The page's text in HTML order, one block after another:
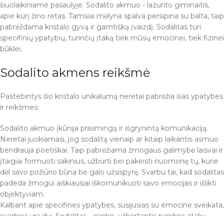
šiuolaikiniame pasaulyje. Sodalito akmuo - lazurito giminaitis,
apie kurį žino retas. Tamsiai mėlyna spalva persipina su balta, taip
pabrėždama kristalo gyvą ir gamtišką įvaizdį. Sodalitas turi
specifinių ypatybių, turinčių įtaką tiek mūsų emocinei, tiek fizinei
būklei.
Sodalito akmens reikšmė
Pastebintys šio kristalo unikalumą neretai pabrėžia šias ypatybes
ir reikšmes:
Sodalito akmuo įkūnija prasmingą ir išgrynintą komunikaciją.
Neretai juokiamasi, jog sodalitą vienaip ar kitaip laikantis asmuo
bendrauja poetiškai. Taip pabrėžiama žmogaus galimybė laisvai ir
įtaigiai formuoti sakinius, užburti bei pakeisti nuomonę tų, kurie
dėl savo požiūrio būna be galo užsispyrę. Svarbu tai, kad sodalitas
padeda žmogui aiškiausiai iškomunikuoti savo emocijas ir išlikti
objektyviam.
Kalbant apie specifines ypatybes, susijusias su emocine sveikata,